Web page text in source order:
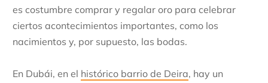
es costumbre comprar y regalar oro para celebrar
ciertos acontecimientos importantes, como los
nacimientos y, por supuesto, las bodas.
En Dubái, en el histórico barrio de Deira, hay un